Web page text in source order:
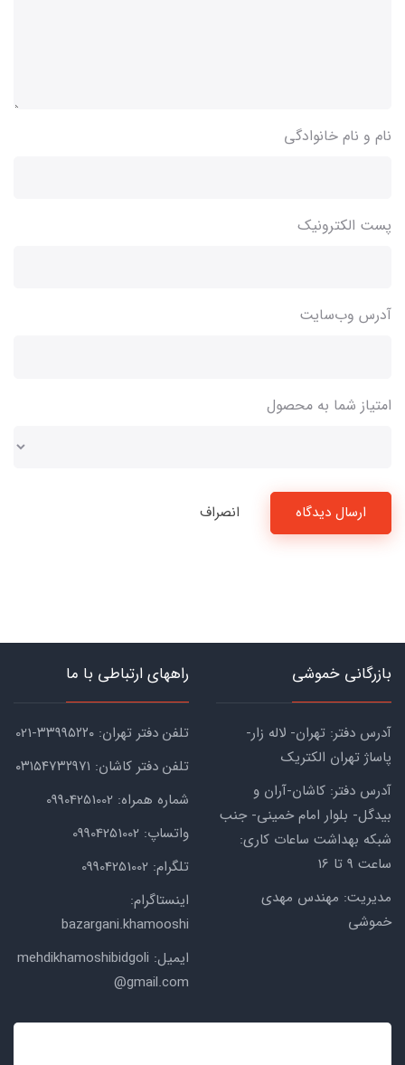
نام و نام خانوادگی
پست الکترونیک
آدرس وب‌سایت
امتیاز شما به محصول
ارسال دیدگاه انصراف
بازرگانی خموشی
آدرس دفتر: تهران- لاله زار-
پاساژ تهران الکتریک
آدرس دفتر: کاشان-آران و
بیدگل- بلوار امام خمینی- جنب
شبکه بهداشت ساعات کاری:
ساعت ۹ تا 16
مدیریت: مهندس مهدی
خموشی
راههای ارتباطی با ما
تلفن دفتر تهران: ۳۳۹۹۵۲۲۰-021
تلفن دفتر کاشان: ۰۳۱۵۴۷۳۲۹۷۱
شماره همراه: 09904251002
واتساپ: 09904251002
تلگرام: 09904251002
اینستاگرام:
bazargani.khamooshi
ایمیل: mehdikhamoshibidgoli
@gmail.com